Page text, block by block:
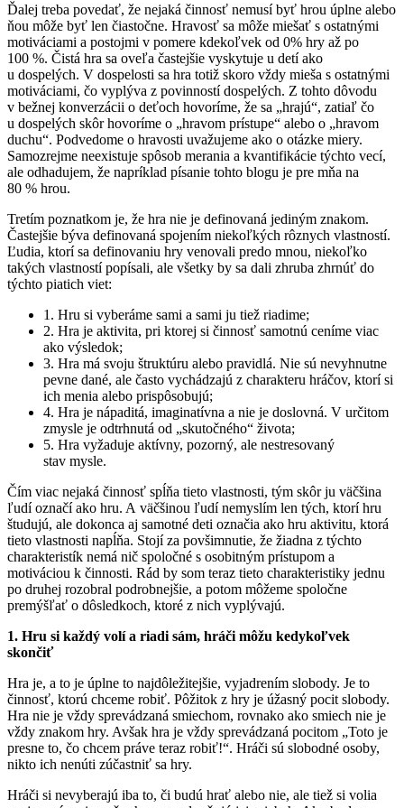
Ďalej treba povedať, že nejaká činnosť nemusí byť hrou úplne alebo
ňou môže byť len čiastočne. Hravosť sa môže miešať s ostatnými
motiváciami a postojmi v pomere kdekoľvek od 0% hry až po
100 %. Čistá hra sa oveľa častejšie vyskytuje u detí ako
u dospelých. V dospelosti sa hra totiž skoro vždy mieša s ostatnými
motiváciami, čo vyplýva z povinností dospelých. Z tohto dôvodu
v bežnej konverzácii o deťoch hovoríme, že sa „hrajú“, zatiaľ čo
u dospelých skôr hovoríme o „hravom prístupe“ alebo o „hravom
duchu“. Podvedome o hravosti uvažujeme ako o otázke miery.
Samozrejme neexistuje spôsob merania a kvantifikácie týchto vecí,
ale odhadujem, že napríklad písanie tohto blogu je pre mňa na
80 % hrou.
Tretím poznatkom je, že hra nie je definovaná jediným znakom.
Častejšie býva definovaná spojením niekoľkých rôznych vlastností.
Ľudia, ktorí sa definovaniu hry venovali predo mnou, niekoľko
takých vlastností popísali, ale všetky by sa dali zhruba zhrnúť do
týchto piatich viet:
1. Hru si vyberáme sami a sami ju tiež riadime;
2. Hra je aktivita, pri ktorej si činnosť samotnú ceníme viac
ako výsledok;
3. Hra má svoju štruktúru alebo pravidlá. Nie sú nevyhnutne
pevne dané, ale často vychádzajú z charakteru hráčov, ktorí si
ich menia alebo prispôsobujú;
4. Hra je nápaditá, imaginatívna a nie je doslovná. V určitom
zmysle je odtrhnutá od „skutočného“ života;
5. Hra vyžaduje aktívny, pozorný, ale nestresovaný
stav mysle.
Čím viac nejaká činnosť spĺňa tieto vlastnosti, tým skôr ju väčšina
ľudí označí ako hru. A väčšinou ľudí nemyslím len tých, ktorí hru
študujú, ale dokonca aj samotné deti označia ako hru aktivitu, ktorá
tieto vlastnosti napĺňa. Stojí za povšimnutie, že žiadna z týchto
charakteristík nemá nič spoločné s osobitným prístupom a
motiváciou k činnosti. Rád by som teraz tieto charakteristiky jednu
po druhej rozobral podrobnejšie, a potom môžeme spoločne
premýšľať o dôsledkoch, ktoré z nich vyplývajú.
1. Hru si každý volí a riadi sám, hráči môžu kedykoľvek
skončiť
Hra je, a to je úplne to najdôležitejšie, vyjadrením slobody. Je to
činnosť, ktorú chceme robiť. Pôžitok z hry je úžasný pocit slobody.
Hra nie je vždy sprevádzaná smiechom, rovnako ako smiech nie je
vždy znakom hry. Avšak hra je vždy sprevádzaná pocitom „Toto je
presne to, čo chcem práve teraz robiť!“. Hráči sú slobodné osoby,
nikto ich nenúti zúčastniť sa hry.
Hráči si nevyberajú iba to, či budú hrať alebo nie, ale tiež si volia